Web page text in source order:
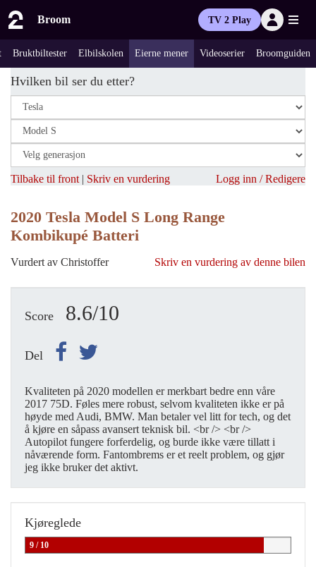
Broom TV 2 Play
Bruktbiltester Elbilskolen Eierne mener Videoserier Broomguiden
Hvilken bil ser du etter?
Tilbake til front | Skriv en vurdering Logg inn / Redigere
2020 Tesla Model S Long Range
Kombikupé Batteri
Vurdert av Christoffer Skriv en vurdering av denne bilen
Score 8.6/10
Del
Kvaliteten på 2020 modellen er merkbart bedre enn våre
2017 75D. Føles mere robust, selvom kvaliteten ikke er på
høyde med Audi, BMW. Man betaler vel litt for tech, og det
å kjøre en såpass avansert teknisk bil. <br /> <br />
Autopilot fungere forferdelig, og burde ikke være tillatt i
nåværende form. Fantombrems er et reelt problem, og gjør
jeg ikke bruker det aktivt.
Kjøreglede
9 / 10